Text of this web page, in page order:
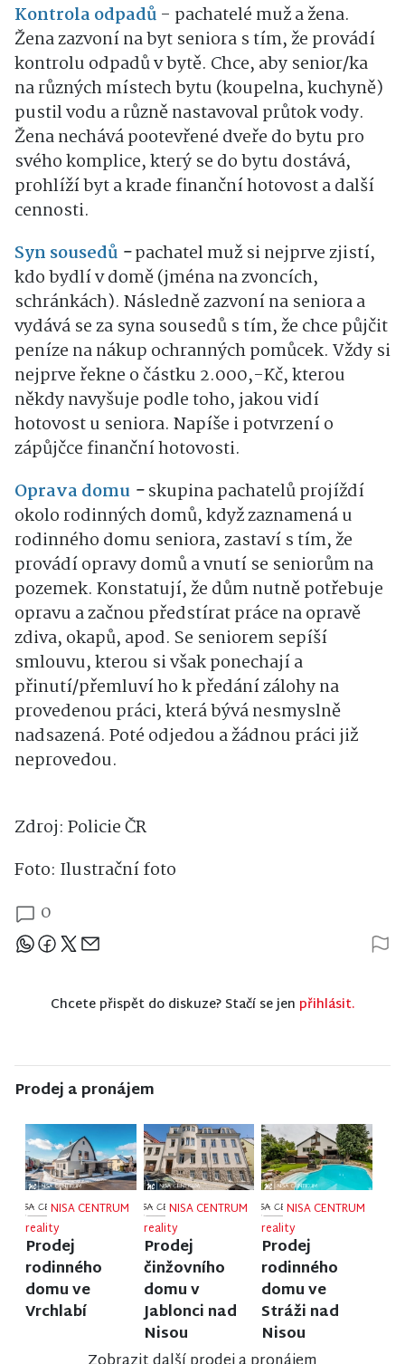
Kontrola odpadů - pachatelé muž a žena.
Žena zazvoní na byt seniora s tím, že provádí
kontrolu odpadů v bytě. Chce, aby senior/ka
na různých místech bytu (koupelna, kuchyně)
pustil vodu a různě nastavoval průtok vody.
Žena nechává pootevřené dveře do bytu pro
svého komplice, který se do bytu dostává,
prohlíží byt a krade finanční hotovost a další
cennosti.
Syn sousedů -pachatel muž si nejprve zjistí,
kdo bydlí v domě (jména na zvoncích,
schránkách). Následně zazvoní na seniora a
vydává se za syna sousedů s tím, že chce půjčit
peníze na nákup ochranných pomůcek. Vždy si
nejprve řekne o částku 2.000,-Kč, kterou
někdy navyšuje podle toho, jakou vidí
hotovost u seniora. Napíše i potvrzení o
zápůjčce finanční hotovosti.
Oprava domu -skupina pachatelů projíždí
okolo rodinných domů, když zaznamená u
rodinného domu seniora, zastaví s tím, že
provádí opravy domů a vnutí se seniorům na
pozemek. Konstatují, že dům nutně potřebuje
opravu a začnou předstírat práce na opravě
zdiva, okapů, apod. Se seniorem sepíší
smlouvu, kterou si však ponechají a
přinutí/přemluví ho k předání zálohy na
provedenou práci, která bývá nesmyslně
nadsazená. Poté odjedou a žádnou práci již
neprovedou.
Zdroj: Policie ČR
Foto: Ilustrační foto
0
Sdílejte článek
Chcete přispět do diskuze? Stačí se jen přihlásit.
Prodej a pronájem
NISA CENTRUM
reality
Prodej
rodinného
domu ve
Vrchlabí
NISA CENTRUM
reality
Prodej
činžovního
domu v
Jablonci nad
Nisou
NISA CENTRUM
reality
Prodej
rodinného
domu ve
Stráži nad
Nisou